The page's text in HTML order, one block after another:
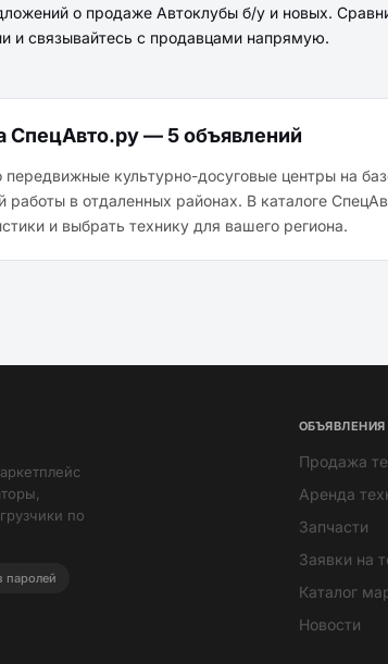
о продаже Автоклубы б/у и новых.
и связывайтесь с продавцами напрямую.
СпецАвто.ру — 5 объявлений
культурно-досуговые центры на
работы в отдаленных районах. В каталоге
и выбрать технику для вашего региона.
по
паролей
ОБЪЯВЛЕНИЯ
Продажа
Аренда
Запчасти
Заявки на
Каталог
Новости